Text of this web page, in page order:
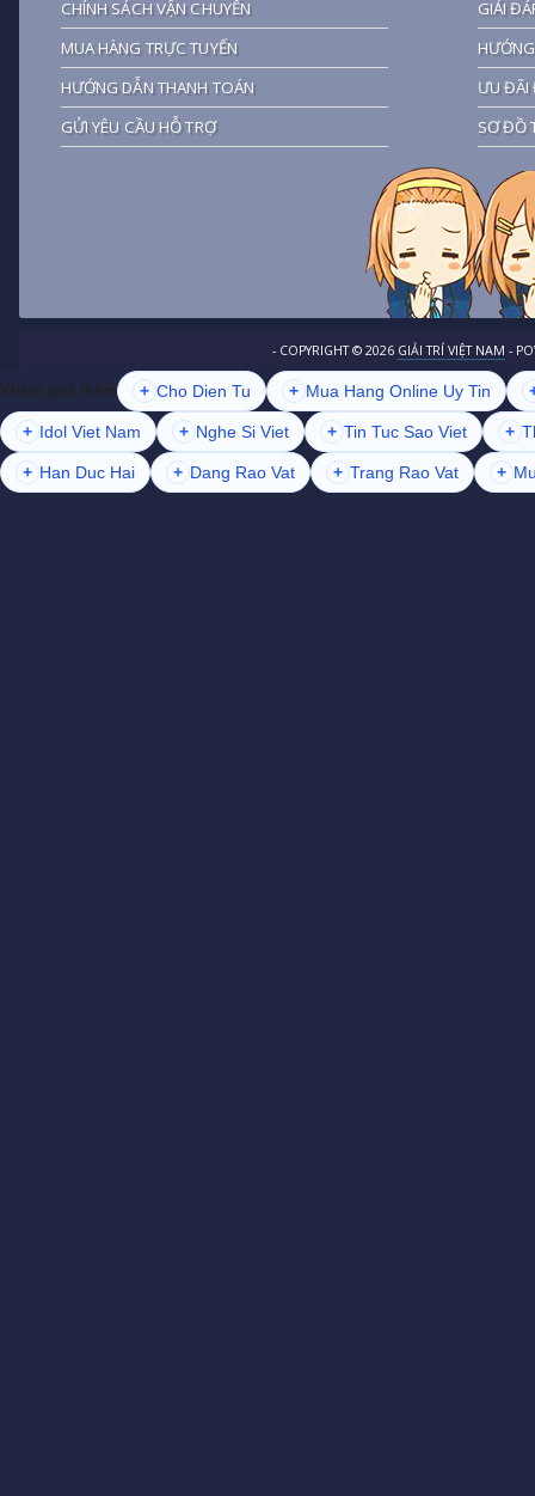
CHÍNH SÁCH VẬN CHUYỂN
MUA HÀNG TRỰC TUYẾN
HƯỚNG DẪN THANH TOÁN
GỬI YÊU CẦU HỖ TRỢ
GIẢI
ƯU ĐÃI
SƠ ĐỒ
- COPYRIGHT © 2026 GIẢI TRÍ VIỆT NAM -
Khám phá thêm + Cho Dien Tu + Mua Hang Online Uy Tin
+ Idol Viet Nam + Nghe Si Viet + Tin Tuc Sao Viet +
+ Han Duc Hai + Dang Rao Vat + Trang Rao Vat +